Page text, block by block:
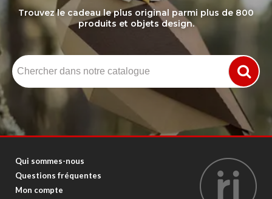
Trouvez le cadeau le plus original parmi plus de 800
produits et objets design.
Qui sommes-nous
Questions fréquentes
Mon compte